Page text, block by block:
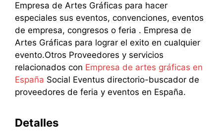
Empresa de Artes Gráficas para hacer
especiales sus eventos, convenciones, eventos
de empresa, congresos o feria . Empresa de
Artes Gráficas para lograr el exito en cualquier
evento.Otros Proveedores y servicios
relacionados con Empresa de artes gráficas en
España Social Eventus directorio-buscador de
proveedores de feria y eventos en España.
Detalles